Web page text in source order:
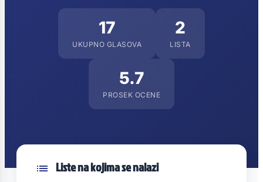
17
UKUPNO GLASOVA
2
LISTA
5.7
PROSEK OCENE
Liste na kojima se nalazi